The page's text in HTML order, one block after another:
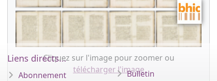
Cliquez sur l'image pour zoomer ou
télécharger l'image
Liens directs...
Abonnement
Bulletin